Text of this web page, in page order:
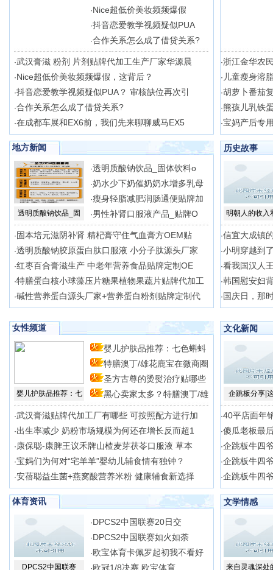
·Nice超低价美妆频频爆假
·抖音恋爱教学视频疑似PUA
·合作关系怎么成了借贷关系?
·武汉膏滋 粉剂 片剂贴牌代加工生产厂家华源晨
·Nice超低价美妆频频爆假，这背后？
·抖音恋爱教学视频疑似PUA？ 审核缺位再次引
·合作关系怎么成了借贷关系?
·在成都车展和EX6前，我们先来聊聊威马EX5
·浙江金华农
· 儿童瘦身溶
·胡萝卜番茄
·熊孩儿乳铁
·宝妈产后专
地方新闻
透明质酸钠饮品_固
·透明质酸钠饮品_固体饮料o
·奶水少下奶催奶奶水增多乳母
·瘦身轻脂减肥润肠通便贴牌加
·男性补肾口服液产品_贴牌O
· 固本培元滋阴补肾 精杞膏守住气血膏方OEM贴
·透明质酸钠胶原蛋白肽口服液 小分子肽源头厂家
·红枣百合膏滋生产 中老年营养食品贴牌定制OE
·特膳蛋白核小球藻压片糖果植物果蔬片贴牌代加工
·碱性营养蛋白源头厂家+营养蛋白粉剂贴牌定制代
历史故事
明朝人的收入
·信宜大成镇
·小明穿越到
·看我国汉人
·韩国慰安妇
· 国庆日，那
女性频道
婴儿护肤品推荐：七
婴儿护肤品推荐：七色蝌蚪
2
特膳澳丁/雄花鹿宝在微商圈
圣方古尊的烫熨治疗贴哪些
药 黑心卖家太多？特膳澳丁/雄
·武汉膏滋贴牌代加工厂有哪些 可按照配方进行加
·出生率减少 奶粉市场规模为何还在增长反而超1
· 康保聪-康脾王议禾牌山楂麦芽茯苓口服液 草本
·宝妈们为何对“宅羊羊”婴幼儿辅食情有独钟？
·安蓓聪益生菌+燕窝酸营养米粉 健康辅食新选择
文化新闻
企跳板分享|
·40平店面年
·傻瓜老板最
·企跳板牛四
·企跳板牛四
·企跳板牛四
体育资讯
DPCS2中国联赛
·DPCS2中国联赛20日交
·DPCS2中国联赛如火如荼
·欧宝体育卡佩罗起初我不看好
·欧冠1/8决赛 欧宝体育
文学情感
来自灵魂深处